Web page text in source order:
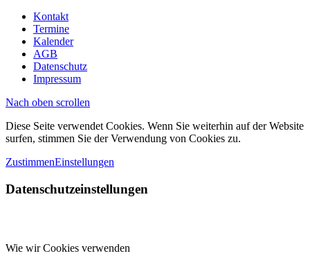
Kontakt
Termine
Kalender
AGB
Datenschutz
Impressum
Nach oben scrollen
Diese Seite verwendet Cookies. Wenn Sie weiterhin auf der Website
surfen, stimmen Sie der Verwendung von Cookies zu.
ZustimmenEinstellungen
Datenschutzeinstellungen
Wie wir Cookies verwenden